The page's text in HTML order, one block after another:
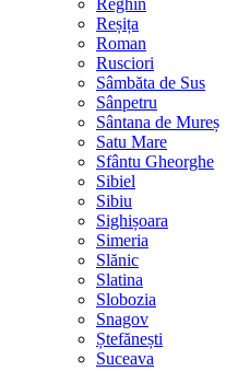
Reghin
Reșița
Roman
Rusciori
Sâmbăta de Sus
Sânpetru
Sântana de Mureș
Satu Mare
Sfântu Gheorghe
Sibiel
Sibiu
Sighișoara
Simeria
Slănic
Slatina
Slobozia
Snagov
Ștefănești
Suceava